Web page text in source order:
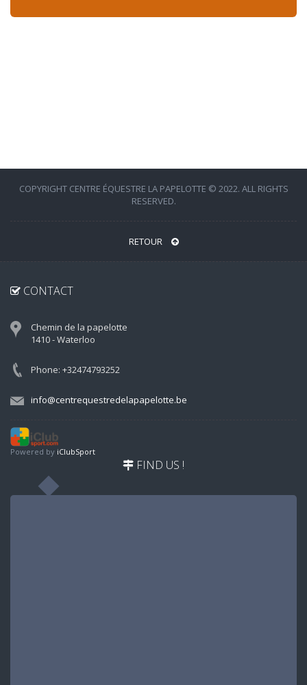
COPYRIGHT CENTRE ÉQUESTRE LA PAPELOTTE © 2022. ALL RIGHTS
RESERVED.
RETOUR
CONTACT
Chemin de la papelotte
1410 - Waterloo
Phone: +32474793252
info@centrequestredelapapelotte.be
Powered by iClubSport
FIND US !